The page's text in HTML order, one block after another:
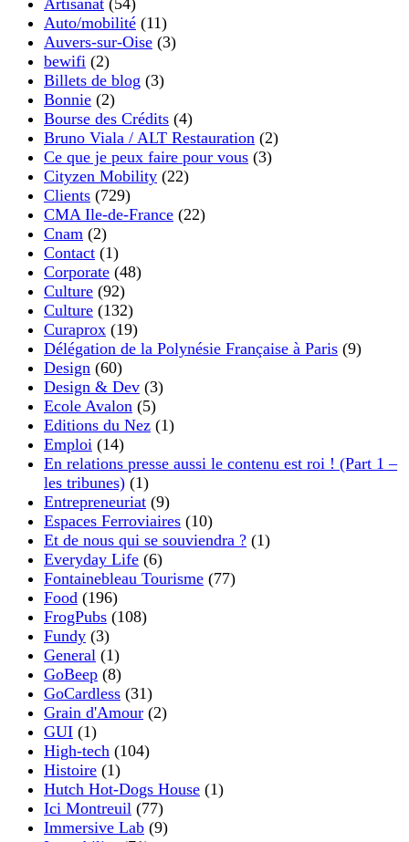
Auto/mobilité (11)
Auvers-sur-Oise (3)
bewifi (2)
Billets de blog (3)
Bonnie (2)
Bourse des Crédits (4)
Bruno Viala / ALT Restauration (2)
Ce que je peux faire pour vous (3)
Cityzen Mobility (22)
Clients (729)
CMA Ile-de-France (22)
Cnam (2)
Contact (1)
Corporate (48)
Culture (92)
Culture (132)
Curaprox (19)
Délégation de la Polynésie Française à Paris (9)
Design (60)
Design & Dev (3)
Ecole Avalon (5)
Editions du Nez (1)
Emploi (14)
En relations presse aussi le contenu est roi ! (Part 1 –
les tribunes) (1)
Entrepreneuriat (9)
Espaces Ferroviaires (10)
Et de nous qui se souviendra ? (1)
Everyday Life (6)
Fontainebleau Tourisme (77)
Food (196)
FrogPubs (108)
Fundy (3)
General (1)
GoBeep (8)
GoCardless (31)
Grain d'Amour (2)
GUI (1)
High-tech (104)
Histoire (1)
Hutch Hot-Dogs House (1)
Ici Montreuil (77)
Immersive Lab (9)